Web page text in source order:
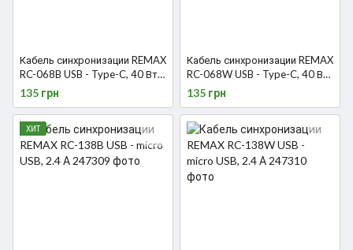
Кабель синхронизации REMAX
RC-068B USB - Type-C, 40 Вт,
5 А
135 грн
Кабель синхронизации REMAX
RC-068W USB - Type-C, 40 Вт,
5 А
135 грн
ХИТ